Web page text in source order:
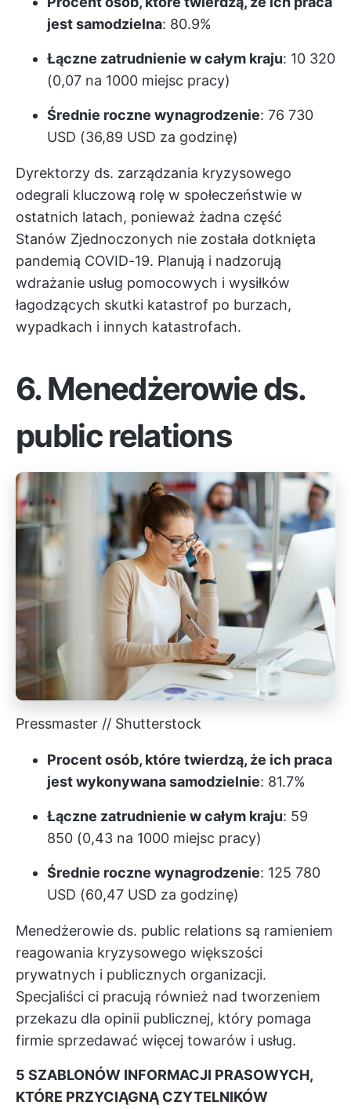
jest samodzielna: 80.9%
Łączne zatrudnienie w całym kraju: 10 320
(0,07 na 1000 miejsc pracy)
Średnie roczne wynagrodzenie: 76 730
USD (36,89 USD za godzinę)
Dyrektorzy ds. zarządzania kryzysowego
odegrali kluczową rolę w społeczeństwie w
ostatnich latach, ponieważ żadna część
Stanów Zjednoczonych nie została dotknięta
pandemią COVID-19. Planują i nadzorują
wdrażanie usług pomocowych i wysiłków
łagodzących skutki katastrof po burzach,
wypadkach i innych katastrofach.
6. Menedżerowie ds.
public relations
Pressmaster // Shutterstock
Procent osób, które twierdzą, że ich praca
jest wykonywana samodzielnie: 81.7%
Łączne zatrudnienie w całym kraju: 59
850 (0,43 na 1000 miejsc pracy)
Średnie roczne wynagrodzenie: 125 780
USD (60,47 USD za godzinę)
Menedżerowie ds. public relations są ramieniem
reagowania kryzysowego większości
prywatnych i publicznych organizacji.
Specjaliści ci pracują również nad tworzeniem
przekazu dla opinii publicznej, który pomaga
firmie sprzedawać więcej towarów i usług.
5 SZABLONÓW INFORMACJI PRASOWYCH,
KTÓRE PRZYCIĄGNĄ CZYTELNIKÓW